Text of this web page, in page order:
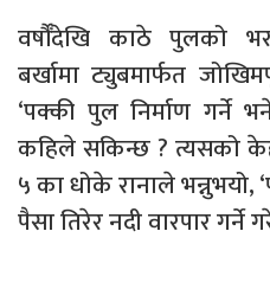
वर्षौँदेखि काठे पुलको
बर्खामा ट्युबमार्फत
‘पक्की पुल निर्माण गर्ने
कहिले सकिन्छ ? त्यसको
५ का धोके रानाले
पैसा तिरेर नदी वारपार गर्ने